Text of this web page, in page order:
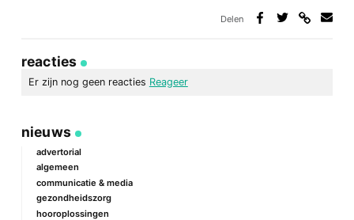
Delen
reacties
Er zijn nog geen reacties Reageer
Je e-mailadres wordt niet gepubliceerd.
gemarkeerd met
*
nieuws
advertorial
algemeen
communicatie & media
gezondheidszorg
hooroplossingen